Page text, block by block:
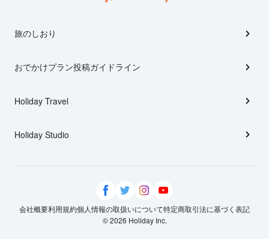
旅のしおり
おでかけプラン投稿ガイドライン
Holiday Travel
Holiday Studio
会社概要利用規約個人情報の取扱いについて特定商取引法に基づく表記
© 2026 Holiday Inc.